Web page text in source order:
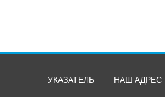
УКАЗАТЕЛЬ НАШ АДРЕС